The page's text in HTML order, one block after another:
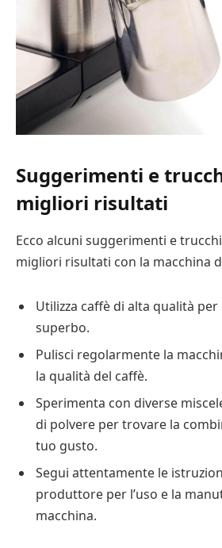
Suggerimenti e
migliori risultati
Ecco alcuni suggerimenti e
migliori risultati con la macchina
Utilizza caffè di alta qualità
superbo.
Pulisci regolarmente la
la qualità del caffè.
Sperimenta con diverse
di polvere per trovare la
tuo gusto.
Segui attentamente le
produttore per l’uso e la
macchina.